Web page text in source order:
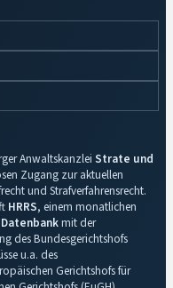
Anwaltskanzlei Strate und
Zugang zur aktuellen
und Strafverfahrensrecht.
HRRS, einem monatlichen
mit der
des Bundesgerichtshofs
u.a. des
Gerichtshofs für